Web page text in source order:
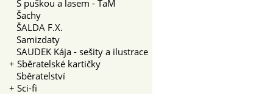
S puškou a lasem - TaM
Šachy
ŠALDA F.X.
Samizdaty
SAUDEK Kája - sešity a ilustrace
+ Sběratelské kartičky
Sběratelství
+ Sci-fi